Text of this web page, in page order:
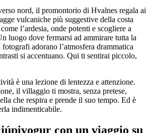
nord, il promontorio di Hvalnes regala ai
vulcaniche più suggestive della costa
l’ardesia, onde potenti e scogliere a
luogo dove fermarsi ad ammirare tutta la
adorano l’atmosfera drammatica
si accentuano. Qui ti sentirai piccolo,
è una lezione di lentezza e attenzione.
il villaggio ti mostra, senza pretese,
che respira e prende il suo tempo. Ed è
indimenticabile.
con un viaggio su